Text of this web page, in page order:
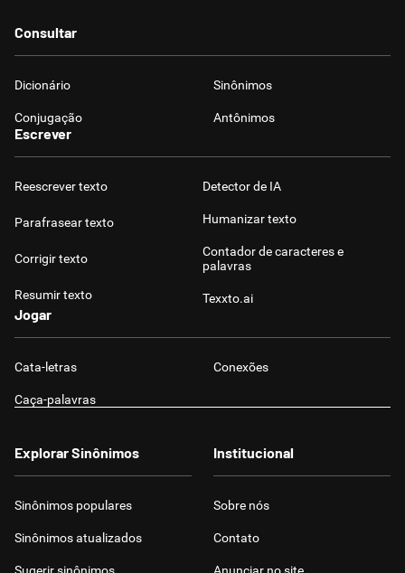
Consultar
Dicionário Sinônimos
Conjugação Antônimos
Escrever
Reescrever texto
Parafrasear texto
Corrigir texto
Resumir texto
Detector de IA
Humanizar texto
Contador de caracteres e
palavras
Texxto.ai
Jogar
Cata-letras Conexões
Caça-palavras
Explorar Sinônimos
Sinônimos populares
Sinônimos atualizados
Institucional
Sobre nós
Contato